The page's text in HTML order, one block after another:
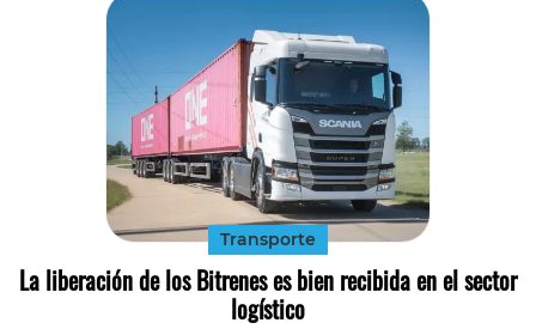
Transporte
La liberación de los Bitrenes es bien recibida en el sector
logístico